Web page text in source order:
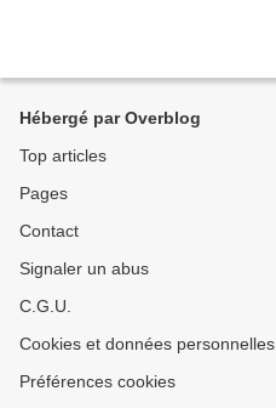
Hébergé par Overblog
Top articles
Pages
Contact
Signaler un abus
C.G.U.
Cookies et données personnelles
Préférences cookies